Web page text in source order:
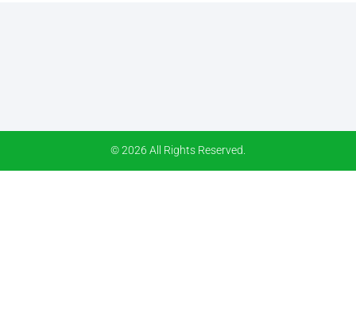
© 2026 All Rights Reserved.